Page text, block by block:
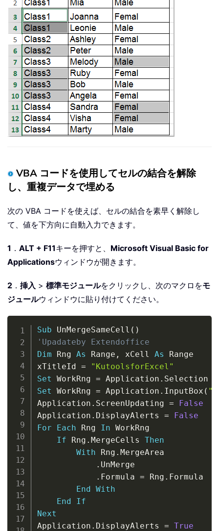
VBA コードを使用してセルの結合を解除
し、重複データで埋める
次の VBA コードを使えば、セルの結合を素早く解除し
て、値を下方向に自動入力できます。
1 ． ALT + F11キーを押すと、 Microsoft Visual Basic for
Applicationsウィンドウが開きます。
2 ． 挿入 > 標準モジュールをクリックし、次のマクロをモ
ジュールウィンドウに貼り付けてください。
Sub UnMergeSameCell ( )
'Upadateby Extendoffice
Dim Rng As Range , xCell As Range
xTitleId =
"KutoolsforExcel"
Set WorkRng = Application .
Set WorkRng = Application . InputBox (
Application . ScreenUpdating =
False
Application . DisplayAlerts =
False
For
Each Rng In WorkRng
If Rng . MergeCells Then
With Rng . MergeArea
. UnMerge
. Formula = Rng . Formula
End With
End
If
Next
Application . DisplayAlerts = True